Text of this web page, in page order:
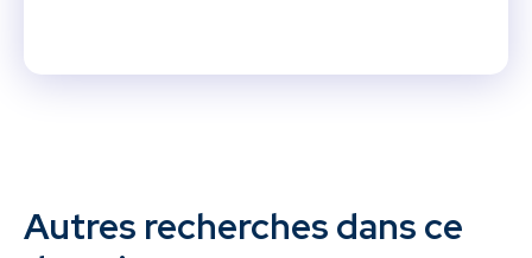
Autres recherches dans ce